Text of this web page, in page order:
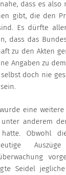
dass es also
gibt, die den
Es dürfte
dass das
zu den Akten
Angaben zu
doch nie
eine weitere
anderem
hatte. Obwohl
Seidel